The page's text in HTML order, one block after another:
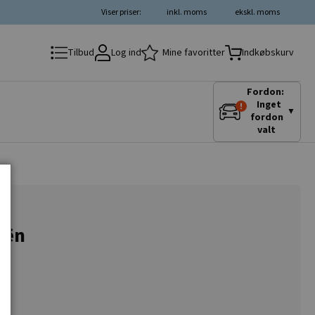
ekskl. moms
inkl. moms
Viser priser:
Tilbud Log ind Mine favoritter Indkøbskurv
Fordon:
Inget
fordon
valt
▼